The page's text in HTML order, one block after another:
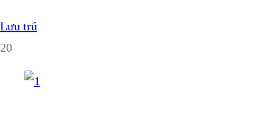
Lưu trú
20